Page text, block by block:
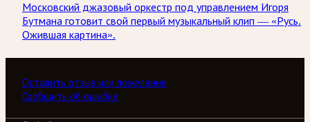
Московский джазовый оркестр под управлением Игоря
Бутмана готовит свой первый музыкальный клип — «Русь.
Ожившая картина».
Оставить отзыв или пожелание
Сообщить об ошибке